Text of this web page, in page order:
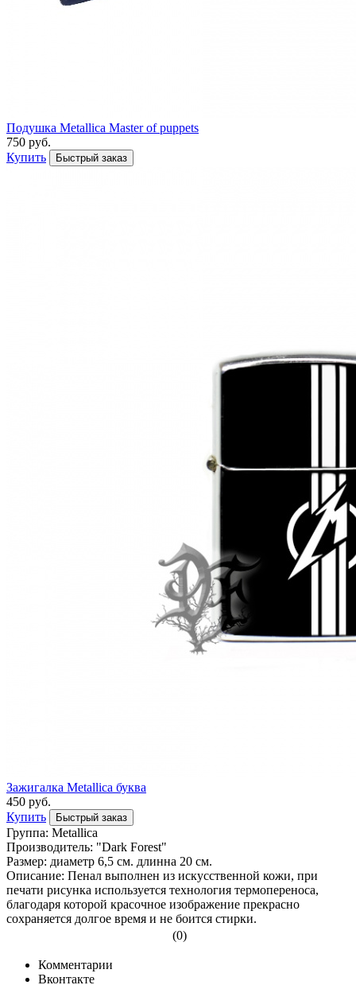
Подушка Metallica Master of puppets
750 руб.
Купить
Быстрый заказ
Зажигалка Metallica буква
450 руб.
Купить
Быстрый заказ
Группа: Metallica
Производитель: "Dark Forest"
Размер: диаметр 6,5 см. длинна 20 см.
Описание: Пенал выполнен из искусственной кожи, при
печати рисунка используется технология термопереноса,
благодаря которой красочное изображение прекрасно
сохраняется долгое время и не боится стирки.
(0)
Комментарии
Вконтакте